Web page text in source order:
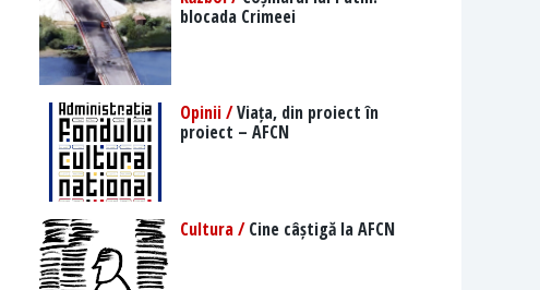
blocada Crimeei
Opinii /Viața, din proiect în
proiect – AFCN
Cultura /Cine câștigă la AFCN